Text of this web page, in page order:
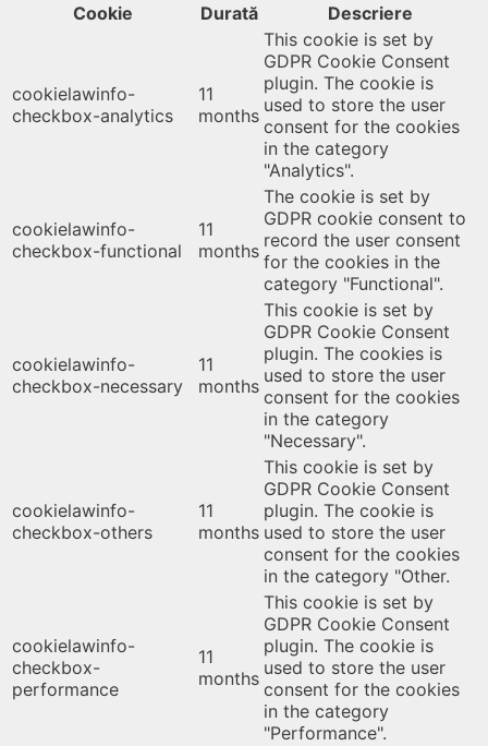
Cookie
Durată Descriere
cookielawinfo-
checkbox-analytics
11
months
This cookie is set by
GDPR Cookie Consent
plugin. The cookie is
used to store the user
consent for the cookies
in the category
"Analytics".
cookielawinfo-
checkbox-functional
11
months
The cookie is set by
GDPR cookie consent to
record the user consent
for the cookies in the
category "Functional".
cookielawinfo-
checkbox-necessary
11
months
This cookie is set by
GDPR Cookie Consent
plugin. The cookies is
used to store the user
consent for the cookies
in the category
"Necessary".
cookielawinfo-
checkbox-others
11
months
This cookie is set by
GDPR Cookie Consent
plugin. The cookie is
used to store the user
consent for the cookies
in the category "Other.
cookielawinfo-
checkbox-
performance
11
months
This cookie is set by
GDPR Cookie Consent
plugin. The cookie is
used to store the user
consent for the cookies
in the category
"Performance".